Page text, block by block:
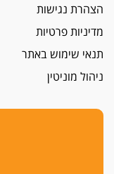
איתות מירושלים
יו"ר המחוז
מחאת
השלטון"
הצהרת נגישות
מדיניות פרטיות
תנאי שימוש באתר
ניהול מוניטין